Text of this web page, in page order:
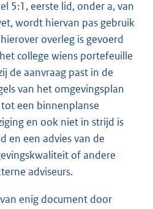
5:1, eerste lid, onder a, van
wordt hiervan pas gebruik
overleg is gevoerd
college wiens portefeuille
de aanvraag past in de
van het omgevingsplan
een binnenplanse
en ook niet in strijd is
en een advies van de
of andere
adviseurs.
enig document door